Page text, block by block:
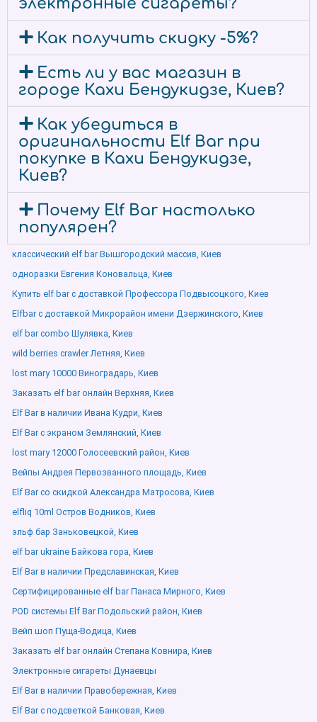
электронные сигареты?
Как получить скидку -5%?
Есть ли у вас магазин в
городе Кахи Бендукидзе, Киев?
Как убедиться в
оригинальности Elf Bar при
покупке в Кахи Бендукидзе,
Киев?
Почему Elf Bar настолько
популярен?
классический elf bar Вышгородский массив, Киев
одноразки Евгения Коновальца, Киев
Купить elf bar с доставкой Профессора Подвысоцкого, Киев
Elfbar с доставкой Микрорайон имени Дзержинского, Киев
elf bar combo Шулявка, Киев
wild berries crawler Летняя, Киев
lost mary 10000 Виноградарь, Киев
Заказать elf bar онлайн Верхняя, Киев
Elf Bar в наличии Ивана Кудри, Киев
Elf Bar с экраном Землянский, Киев
lost mary 12000 Голосеевский район, Киев
Вейпы Андрея Первозванного площадь, Киев
Elf Bar со скидкой Александра Матросова, Киев
elfliq 10ml Остров Водников, Киев
эльф бар Заньковецкой, Киев
elf bar ukraine Байкова гора, Киев
Elf Bar в наличии Предславинская, Киев
Сертифицированные elf bar Панаса Мирного, Киев
POD системы Elf Bar Подольский район, Киев
Вейп шоп Пуща-Водица, Киев
Заказать elf bar онлайн Степана Ковнира, Киев
Электронные сигареты Дунаевцы
Elf Bar в наличии Правобережная, Киев
Elf Bar с подсветкой Банковая, Киев